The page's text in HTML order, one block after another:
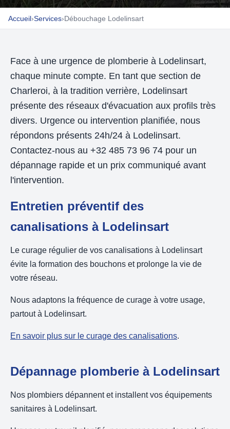
Accueil›Services›Débouchage Lodelinsart
Face à une urgence de plomberie à Lodelinsart,
chaque minute compte. En tant que section de
Charleroi, à la tradition verrière, Lodelinsart
présente des réseaux d'évacuation aux profils très
divers. Urgence ou intervention planifiée, nous
répondons présents 24h/24 à Lodelinsart.
Contactez-nous au +32 485 73 96 74 pour un
dépannage rapide et un prix communiqué avant
l'intervention.
Entretien préventif des
canalisations à Lodelinsart
Le curage régulier de vos canalisations à Lodelinsart
évite la formation des bouchons et prolonge la vie de
votre réseau.
Nous adaptons la fréquence de curage à votre usage,
partout à Lodelinsart.
En savoir plus sur le curage des canalisations.
Dépannage plomberie à Lodelinsart
Nos plombiers dépannent et installent vos équipements
sanitaires à Lodelinsart.